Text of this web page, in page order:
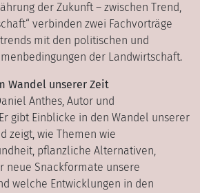
der Zukunft – zwischen Trend,
verbinden zwei Fachvorträge
mit den politischen und
der Landwirtschaft.
Wandel unserer Zeit
Anthes, Autor und
gibt Einblicke in den Wandel unserer
zeigt, wie Themen wie
pflanzliche Alternativen,
neue Snackformate unsere
welche Entwicklungen in den